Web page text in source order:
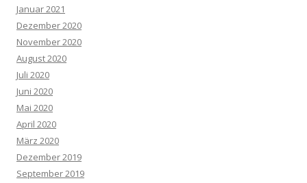
Januar 2021
Dezember 2020
November 2020
August 2020
Juli 2020
Juni 2020
Mai 2020
April 2020
März 2020
Dezember 2019
September 2019